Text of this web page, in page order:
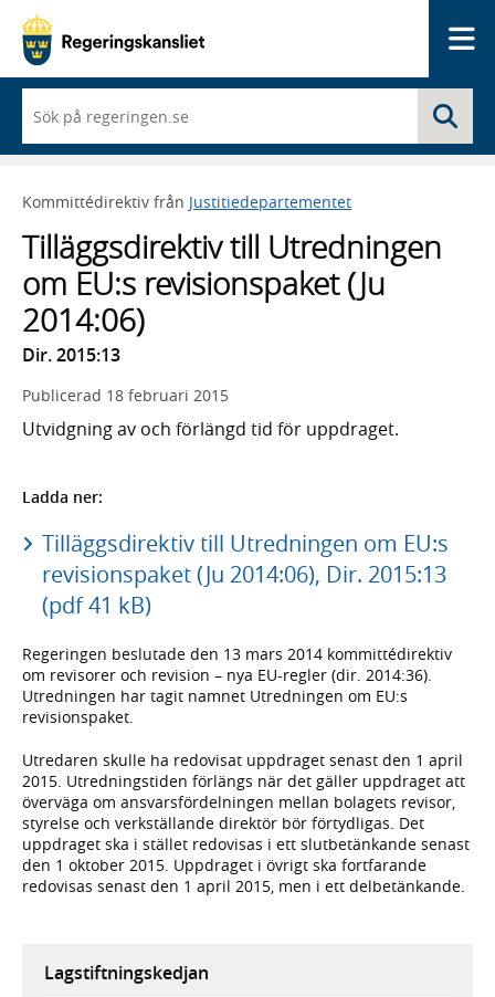
du
börjar
skriva
framträder
lista
med
sökförslag
Kommittédirektiv från Justitiedepartementet
Tilläggsdirektiv till Utredningen
om EU:s revisionspaket (Ju
2014:06)
Dir. 2015:13
Publicerad 18 februari 2015
Utvidgning av och förlängd tid för uppdraget.
Ladda ner:
Tilläggsdirektiv till Utredningen om EU:s
revisionspaket (Ju 2014:06), Dir. 2015:13
(pdf 41 kB)
Regeringen beslutade den 13 mars 2014 kommittédirektiv
om revisorer och revision – nya EU-regler (dir. 2014:36).
Utredningen har tagit namnet Utredningen om EU:s
revisionspaket.
Utredaren skulle ha redovisat uppdraget senast den 1 april
2015. Utredningstiden förlängs när det gäller uppdraget att
överväga om ansvarsfördelningen mellan bolagets revisor,
styrelse och verkställande direktör bör förtydligas. Det
uppdraget ska i stället redovisas i ett slutbetänkande senast
den 1 oktober 2015. Uppdraget i övrigt ska fortfarande
redovisas senast den 1 april 2015, men i ett delbetänkande.
Lagstiftningskedjan